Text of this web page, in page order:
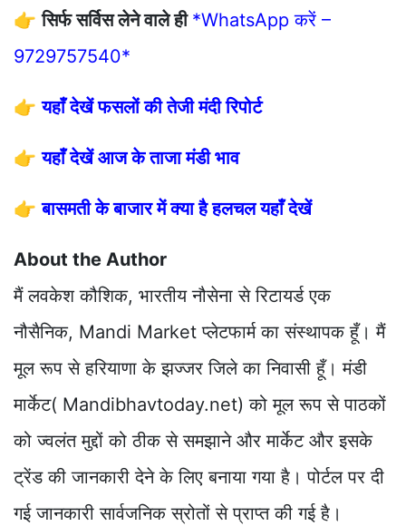
👉सिर्फ सर्विस लेने वाले ही *WhatsApp करें –
9729757540*
👉यहाँ देखें फसलों की तेजी मंदी रिपोर्ट
👉यहाँ देखें आज के ताजा मंडी भाव
👉बासमती के बाजार में क्या है हलचल यहाँ देखें
About the Author
मैं लवकेश कौशिक, भारतीय नौसेना से रिटायर्ड एक
नौसैनिक, Mandi Market प्लेटफार्म का संस्थापक हूँ। मैं
मूल रूप से हरियाणा के झज्जर जिले का निवासी हूँ। मंडी
मार्केट( Mandibhavtoday.net) को मूल रूप से पाठकों
को ज्वलंत मुद्दों को ठीक से समझाने और मार्केट और इसके
ट्रेंड की जानकारी देने के लिए बनाया गया है। पोर्टल पर दी
गई जानकारी सार्वजनिक स्रोतों से प्राप्त की गई है।